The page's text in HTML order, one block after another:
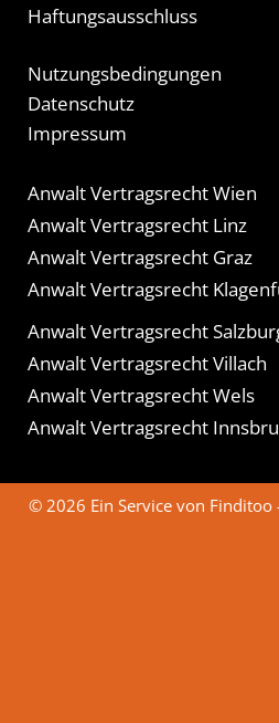
Haftungsausschluss
Nutzungsbedingungen
Datenschutz
Impressum
Anwalt Vertragsrecht Wien
Anwalt Vertragsrecht Linz
Anwalt Vertragsrecht Graz
Anwalt Vertragsrecht
Anwalt Vertragsrecht
Anwalt Vertragsrecht Villach
Anwalt Vertragsrecht Wels
Anwalt Vertragsrecht
© 2026 Ein Service von Finditoo